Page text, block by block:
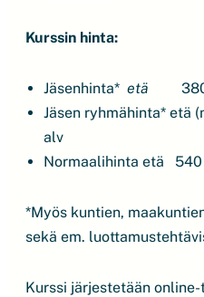
Kurssin hinta:
Jäsenhinta* etä
Jäsen ryhmähinta* etä
alv
Normaalihinta etä 540
*Myös kuntien,
sekä em.
Kurssi järjestetään